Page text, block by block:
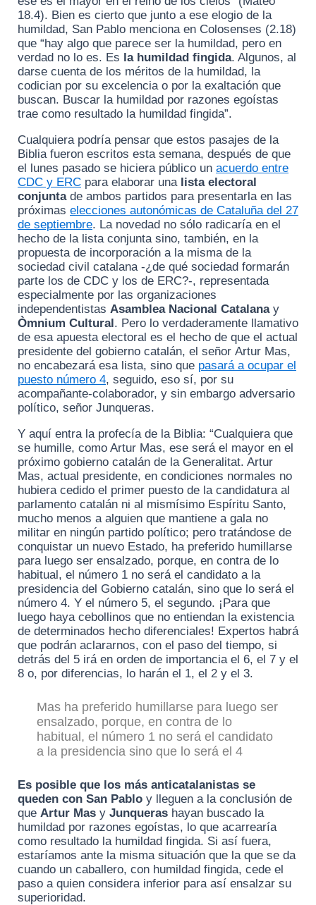
18.4). Bien es cierto que junto a ese elogio de la
humildad, San Pablo menciona en Colosenses (2.18)
que “hay algo que parece ser la humildad, pero en
verdad no lo es. Es la humildad fingida. Algunos, al
darse cuenta de los méritos de la humildad, la
codician por su excelencia o por la exaltación que
buscan. Buscar la humildad por razones egoístas
trae como resultado la humildad fingida”.
Cualquiera podría pensar que estos pasajes de la
Biblia fueron escritos esta semana, después de que
el lunes pasado se hiciera público un acuerdo entre
CDC y ERC para elaborar una lista electoral
conjuntade ambos partidos para presentarla en las
próximas elecciones autonómicas de Cataluña del 27
de septiembre. La novedad no sólo radicaría en el
hecho de la lista conjunta sino, también, en la
propuesta de incorporación a la misma de la
sociedad civil catalana -¿de qué sociedad formarán
parte los de CDC y los de ERC?-, representada
especialmente por las organizaciones
independentistas Asamblea Nacional Catalanay
Òmnium Cultural. Pero lo verdaderamente llamativo
de esa apuesta electoral es el hecho de que el actual
presidente del gobierno catalán, el señor Artur Mas,
no encabezará esa lista, sino que pasará a ocupar el
puesto número 4, seguido, eso sí, por su
acompañante-colaborador, y sin embargo adversario
político, señor Junqueras.
Y aquí entra la profecía de la Biblia: “Cualquiera que
se humille, como Artur Mas, ese será el mayor en el
próximo gobierno catalán de la Generalitat. Artur
Mas, actual presidente, en condiciones normales no
hubiera cedido el primer puesto de la candidatura al
parlamento catalán ni al mismísimo Espíritu Santo,
mucho menos a alguien que mantiene a gala no
militar en ningún partido político; pero tratándose de
conquistar un nuevo Estado, ha preferido humillarse
para luego ser ensalzado, porque, en contra de lo
habitual, el número 1 no será el candidato a la
presidencia del Gobierno catalán, sino que lo será el
número 4. Y el número 5, el segundo. ¡Para que
luego haya cebollinos que no entiendan la existencia
de determinados hecho diferenciales! Expertos habrá
que podrán aclararnos, con el paso del tiempo, si
detrás del 5 irá en orden de importancia el 6, el 7 y el
8 o, por diferencias, lo harán el 1, el 2 y el 3.
Mas ha preferido humillarse para luego ser
ensalzado, porque, en contra de lo
habitual, el número 1 no será el candidato
a la presidencia sino que lo será el 4
Es posible que los más anticatalanistas se
queden con San Pablo y lleguen a la conclusión de
que Artur Mas y Junqueras hayan buscado la
humildad por razones egoístas, lo que acarrearía
como resultado la humildad fingida. Si así fuera,
estaríamos ante la misma situación que la que se da
cuando un caballero, con humildad fingida, cede el
paso a quien considera inferior para así ensalzar su
superioridad.